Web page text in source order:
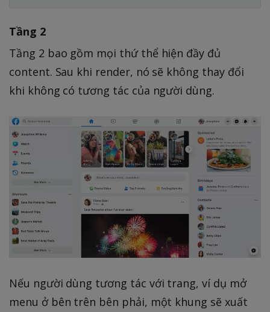
Tầng 2
Tầng 2 bao gồm mọi thứ thể hiện đầy đủ
content. Sau khi render, nó sẽ không thay đổi
khi không có tương tác của người dùng.
Nếu người dùng tương tác với trang, ví dụ mở
menu ở bên trên bên phải, một khung sẽ xuất